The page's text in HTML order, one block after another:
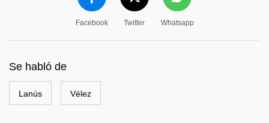
Facebook Twitter Whatsapp
Se habló de
Lanús Vélez